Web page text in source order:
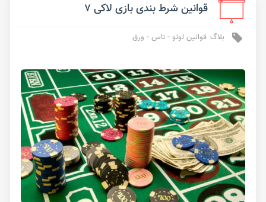
قوانین شرط بندی بازی لاکی ۷
بلاگ قوانین لوتو - تاس - ورق